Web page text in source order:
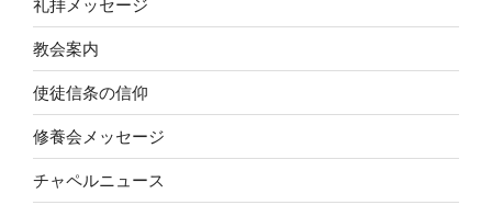
礼拝メッセージ
教会案内
使徒信条の信仰
修養会メッセージ
チャペルニュース